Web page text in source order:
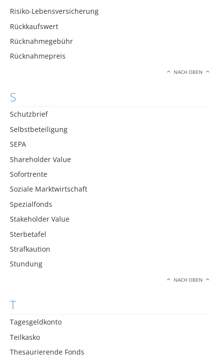
Risiko-Lebensversicherung
Rückkaufswert
Rücknahmegebühr
Rücknahmepreis
NACH OBEN
S
Schutzbrief
Selbstbeteiligung
SEPA
Shareholder Value
Sofortrente
Soziale Marktwirtschaft
Spezialfonds
Stakeholder Value
Sterbetafel
Strafkaution
Stundung
NACH OBEN
T
Tagesgeldkonto
Teilkasko
Thesaurierende Fonds